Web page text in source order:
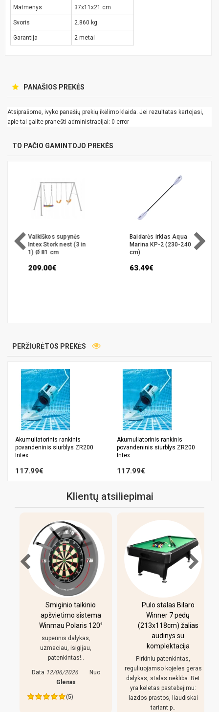
Matmenys 37x11x21 cm
Svoris 2.860 kg
Garantija 2 metai
PANAŠIOS PREKĖS
Atsiprašome, ivyko panašių prekių ikėlimo klaida. Jei rezultatas kartojasi,
apie tai galite pranešti administracijai: 0 error
TO PAČIO GAMINTOJO PREKĖS
Vaikiškos supynės
Intex Stork nest (3 in
1) Ø 81 cm
209.00€
Baidarės irklas Aqua
Marina KP-2 (230-240
cm)
63.49€
PERŽIŪRĖTOS PREKĖS
Akumuliatorinis rankinis
povandeninis siurblys ZR200
Intex
117.99€
Akumuliatorinis rankinis
povandeninis siurblys ZR200
Intex
117.99€
Klientų atsiliepimai
Smiginio taikinio
apšvietimo sistema
Winmau Polaris 120°
superinis dalykas,
uzmaciau, isigijau,
patenkintas!..
Data12/06/2026
Nuo
Glenas
(5)
Pulo stalas Bilaro
Winner 7 pėdų
(213x118cm) žalias
audinys su
komplektacija
Pirkiniu patenkintas,
reguliuojamso kojeles geras
dalykas, stalas nekliba. Bet
yra keletas pastebejimu:
lazdos prastos, liaudiskai
tariant p..